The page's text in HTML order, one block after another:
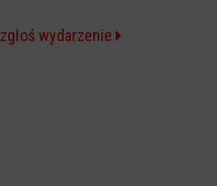
zgłoś wydarzenie